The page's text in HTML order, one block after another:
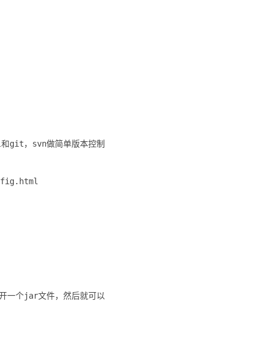
git，svn做简单版本控制
一个jar文件，然后就可以